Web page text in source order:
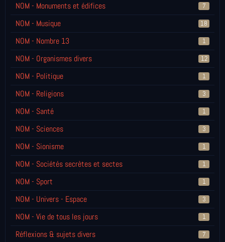
NOM - Monuments et édifices 7
NOM - Musique 18
NOM - Nombre 13 1
NOM - Organismes divers 12
NOM - Politique 1
NOM - Religions 3
NOM - Santé 1
NOM - Sciences 3
NOM - Sionisme 1
NOM - Sociétés secrètes et sectes 1
NOM - Sport 1
NOM - Univers - Espace 3
NOM - Vie de tous les jours 1
Réflexions & sujets divers 7